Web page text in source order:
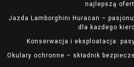
najlepszą
Jazda Lamborghini Huracan –
dla każdego
Konserwacja i eksploatacja:
Okulary ochronne – składnik